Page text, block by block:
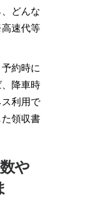
どんな
速代等
約時に
降車時
利用で
領収書
や